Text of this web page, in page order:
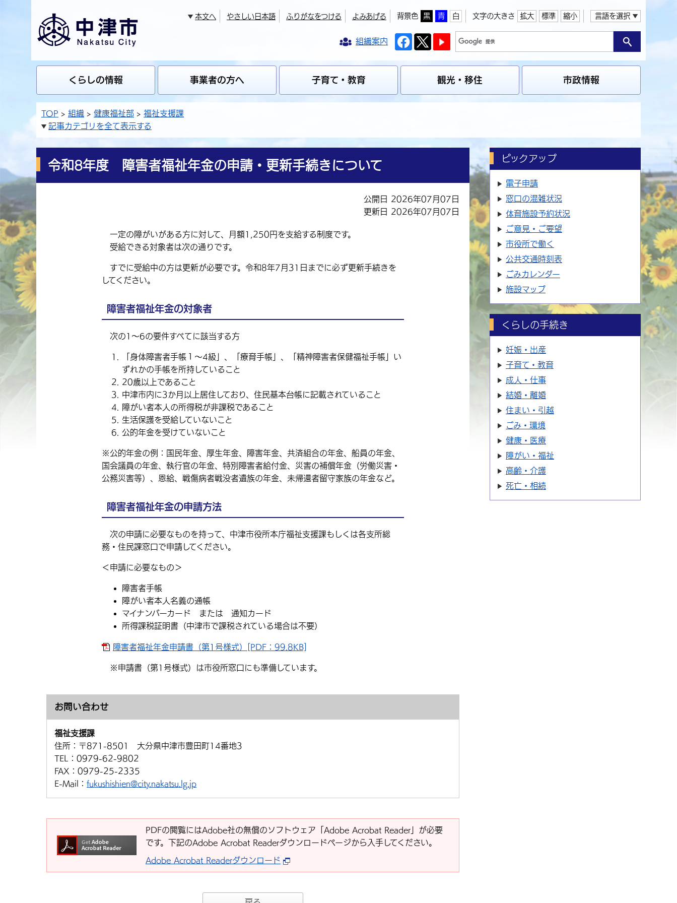
本文へ やさしい日本語 ふりがなをつける よみあげる 背景色 黒 青 白 文字の大きさ 拡大 標準 縮小 言語を選択
組織案内
くらしの情報 事業者の方へ 子育て・教育 観光・移住 市政情報
TOP 組織 健康福祉部
福祉支援課
記事カテゴリを全て表示する
令和8年度 障害者福祉年金の申請・更新手続きについて
公開日 2026年07月07日
更新日 2026年07月07日
一定の障がいがある方に対して、月額1,250円を支給する制度です。
受給できる対象者は次の通りです。
すでに受給中の方は更新が必要です。令和8年7月31日までに必ず更新手続きを
してください。
障害者福祉年金の対象者
次の1〜6の要件すべてに該当する方
「身体障害者手帳１〜4級」、「療育手帳」、「精神障害者保健福祉手帳」い
ずれかの手帳を所持していること
20歳以上であること
中津市内に3か月以上居住しており、住民基本台帳に記載されていること
障がい者本人の所得税が非課税であること
生活保護を受給していないこと
公的年金を受けていないこと
※公的年金の例：国民年金、厚生年金、障害年金、共済組合の年金、船員の年金、
国会議員の年金、執行官の年金、特別障害者給付金、災害の補償年金（労働災害・
公務災害等）、恩給、戦傷病者戦没者遺族の年金、未帰還者留守家族の年金など。
障害者福祉年金の申請方法
次の申請に必要なものを持って、中津市役所本庁福祉支援課もしくは各支所総
務・住民課窓口で申請してください。
＜申請に必要なもの＞
障害者手帳
障がい者本人名義の通帳
マイナンバーカード または 通知カード
所得課税証明書（中津市で課税されている場合は不要）
障害者福祉年金申請書（第1号様式）[PDF：99.8KB]
※申請書（第1号様式）は市役所窓口にも準備しています。
お問い合わせ
福祉支援課
住所： 〒871-8501 大分県中津市豊田町14番地3
TEL： 0979-62-9802
FAX： 0979-25-2335
E-Mail： fukushishien@city.nakatsu.lg.jp
PDFの閲覧にはAdobe社の無償のソフトウェア「Adobe Acrobat Reader」が必要
です。下記のAdobe Acrobat Readerダウンロードページから入手してください。
Adobe Acrobat Readerダウンロード
ピックアップ
電子申請
窓口の混雑状況
体育施設予約状況
ご意見・ご要望
市役所で働く
公共交通時刻表
ごみカレンダー
施設マップ
くらしの手続き
妊娠・出産
子育て・教育
成人・仕事
結婚・離婚
住まい・引越
ごみ・環境
健康・医療
障がい・福祉
高齢・介護
死亡・相続